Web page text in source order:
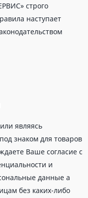
строго
наступает
являясь
знаком для товаров
Ваше согласие с
и
данные а
без каких-либо